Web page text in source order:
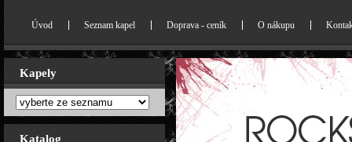
Kapely
Katalog
Úvod Seznam kapel Doprava - ceník O nákupu